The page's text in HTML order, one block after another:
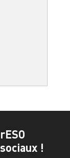
rESO
sociaux !